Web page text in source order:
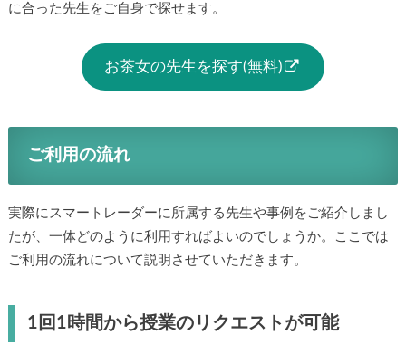
に合った先生をご自身で探せます。
お茶女の先生を探す(無料)
ご利用の流れ
実際にスマートレーダーに所属する先生や事例をご紹介しまし
たが、一体どのように利用すればよいのでしょうか。ここでは
ご利用の流れについて説明させていただきます。
1回1時間から授業のリクエストが可能